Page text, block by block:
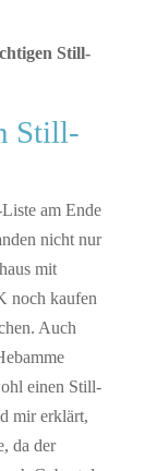
Still-
Still-
am Ende
nicht nur
mit
noch kaufen
Auch
einen Still-
mir erklärt,
da der